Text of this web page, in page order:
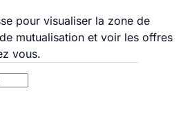
pour visualiser la zone de
mutualisation et voir les offres
vous.